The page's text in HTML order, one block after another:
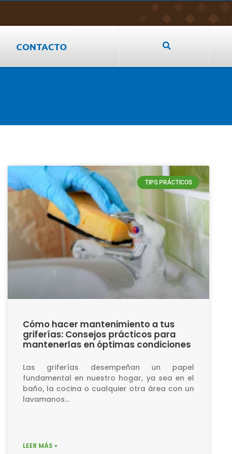
CONTACTO
TIPS PRÁCTICOS
Cómo hacer mantenimiento a tus
griferías: Consejos prácticos para
mantenerlas en óptimas condiciones
Las griferías desempeñan un papel
fundamental en nuestro hogar, ya sea en el
baño, la cocina o cualquier otra área con un
lavamanos…
LEER MÁS »